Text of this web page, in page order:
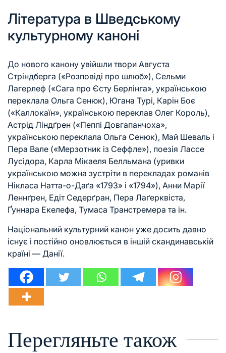
Література в Шведському
культурному каноні
До нового канону увійшли твори Августа
Стріндберга («Розповіді про шлюб»), Сельми
Лагерлеф («Сага про Єсту Берлінга», українською
переклала Ольга Сенюк), Югана Турі, Карін Боє
(«Каллокаїн», українською переклав Олег Король),
Астрід Ліндґрен («Пеппі Довгапанчоха»,
українською переклала Ольга Сенюк), Май Шеваль і
Пера Вале («Мерзотник із Сеффле»), поезія Лассе
Лусідора, Карла Мікаеля Белльмана (уривки
українською можна зустріти в перекладах романів
Нікласа Натта-о-Даґа «1793» і «1794»), Анни Марії
Леннґрен, Едіт Седерґран, Пера Лаґерквіста,
Ґуннара Екелефа, Тумаса Транстремера та ін.
Національний культурний канон уже досить давно
існує і постійно оновлюється в іншій скандинавській
країні — Данії.
Перегляньте також